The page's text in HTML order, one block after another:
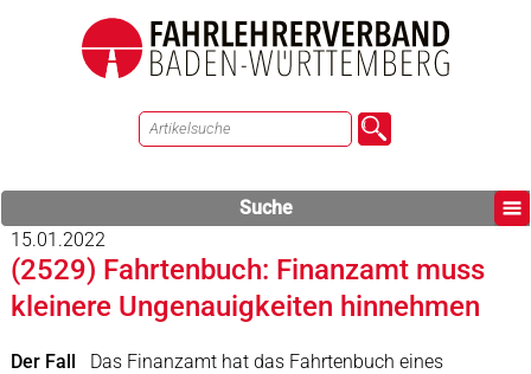
Suche
15.01.2022
(2529) Fahrtenbuch: Finanzamt muss
kleinere Ungenauigkeiten hinnehmen
Der Fall
Das Finanzamt hat das Fahrtenbuch eines